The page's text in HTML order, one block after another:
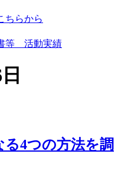
ちらから
等 活動実績
4つの方法を調